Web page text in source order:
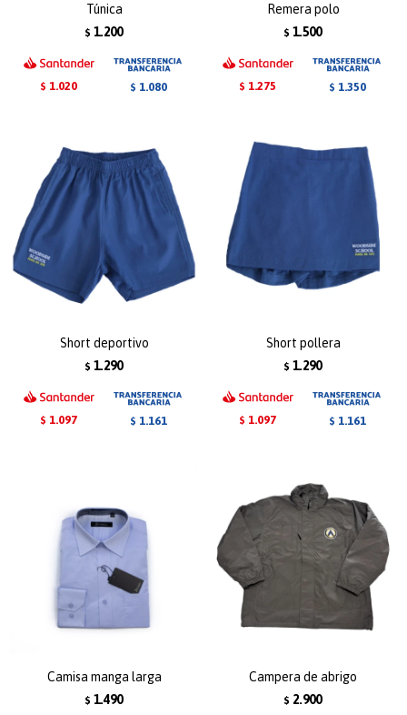
Túnica
$ 1.200
$ 1.020 $ 1.080
Remera polo
$ 1.500
$ 1.275 $ 1.350
Short deportivo
$ 1.290
$ 1.097 $ 1.161
Short pollera
$ 1.290
$ 1.097 $ 1.161
Camisa manga larga
$ 1.490
Campera de abrigo
$ 2.900